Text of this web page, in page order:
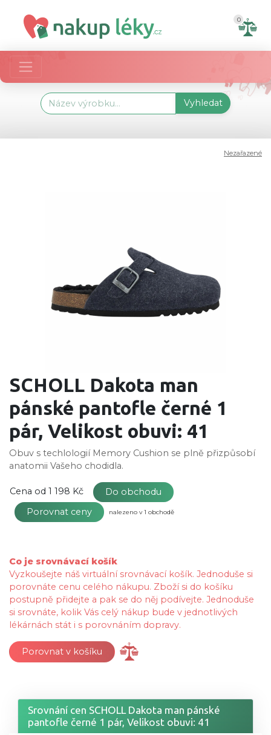
0
Vyhledat
Nezařazené
SCHOLL Dakota man
pánské pantofle černé 1
pár, Velikost obuvi: 41
Obuv s techlologií Memory Cushion se plně přizpůsobí
anatomii Vašeho chodidla.
Cena od 1 198 Kč
Do obchodu
Porovnat ceny
nalezeno v 1 obchodě
Co je srovnávací košík
Vyzkoušejte náš virtuální srovnávací košík. Jednoduše si
porovnáte cenu celého nákupu. Zboží si do košíku
postupně přidejte a pak se do něj podívejte. Jednoduše
si srovnáte, kolik Vás celý nákup bude v jednotlivých
lékárnách stát i s porovnáním dopravy.
Porovnat v košíku
Srovnání cen SCHOLL Dakota man pánské
pantofle černé 1 pár, Velikost obuvi: 41